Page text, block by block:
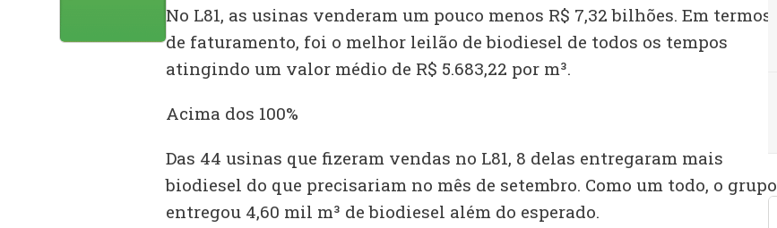
No L81, as usinas venderam um pouco menos R$ 7,32 bilhões. Em termos
de faturamento, foi o melhor leilão de biodiesel de todos os tempos
atingindo um valor médio de R$ 5.683,22 por m³.
Acima dos 100%
Das 44 usinas que fizeram vendas no L81, 8 delas entregaram mais
biodiesel do que precisariam no mês de setembro. Como um todo, o grupo
entregou 4,60 mil m³ de biodiesel além do esperado.